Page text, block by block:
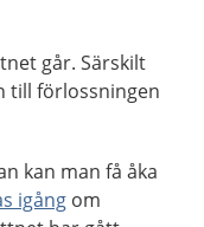
går. Särskilt
till förlossningen
kan man få åka
igång om